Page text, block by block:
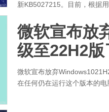
新KB5027215。目前，根据
微软宣布放
级至22H2
微软宣布放弃
在任何仍在运行这个版本的